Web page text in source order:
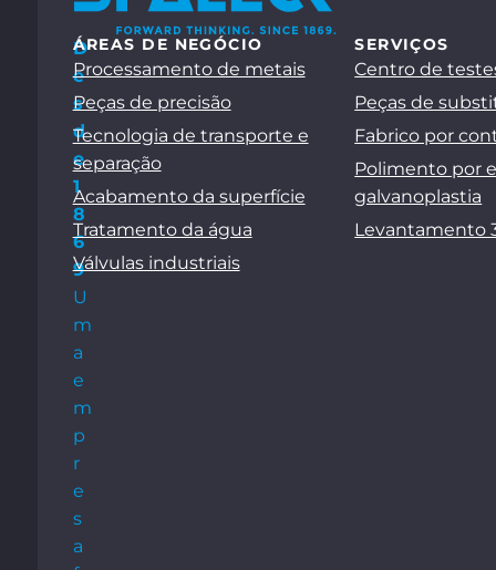
D
e
s
d
e
1
8
6
9
U
m
a
e
m
p
r
e
s
a
ÁREAS DE NEGÓCIO
Processamento de metais
Peças de precisão
Tecnologia de transporte e
separação
Acabamento da superfície
Tratamento da água
Válvulas industriais
SERVIÇOS
Centro de
Peças de
Fabrico por
Polimento por
galvanoplastia
Levantamento